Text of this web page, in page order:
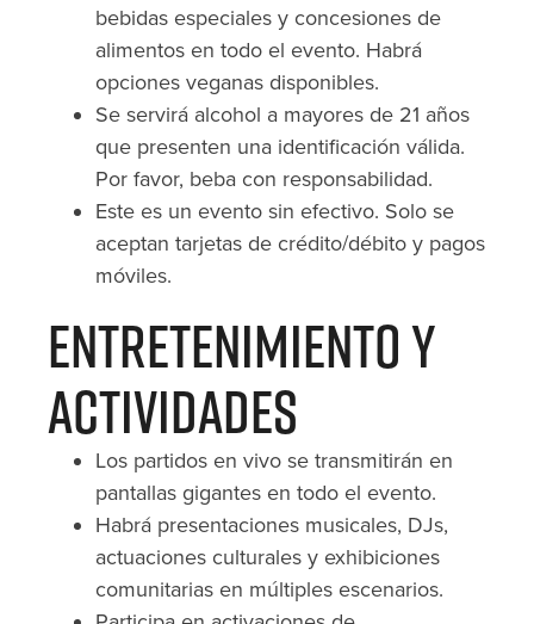
bebidas especiales y concesiones de
alimentos en todo el evento. Habrá
opciones veganas disponibles.
Se servirá alcohol a mayores de 21 años
que presenten una identificación válida.
Por favor, beba con responsabilidad.
Este es un evento sin efectivo. Solo se
aceptan tarjetas de crédito/débito y pagos
móviles.
Entretenimiento y
Actividades
Los partidos en vivo se transmitirán en
pantallas gigantes en todo el evento.
Habrá presentaciones musicales, DJs,
actuaciones culturales y exhibiciones
comunitarias en múltiples escenarios.